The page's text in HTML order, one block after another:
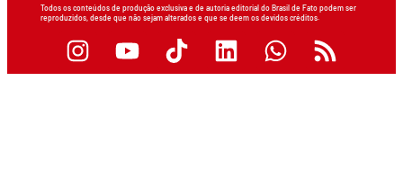
Todos os conteúdos de produção exclusiva e de autoria editorial do Brasil de Fato podem ser
reproduzidos, desde que não sejam alterados e que se deem os devidos créditos.